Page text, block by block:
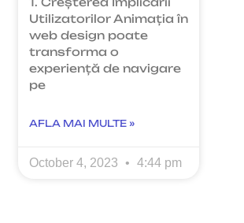
Utilizatorilor Animația în
web design poate
transforma o
experiență de navigare
pe
AFLA MAI MULTE »
October 4, 2023 4:44 pm